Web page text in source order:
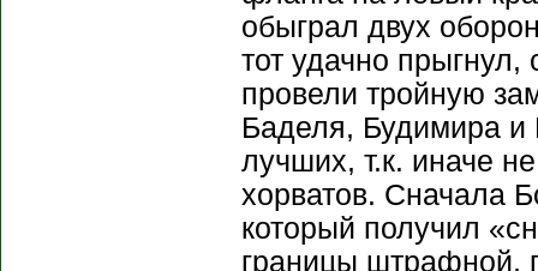
обыграл двух
тот удачно прыгнул,
провели тройную
Баделя, Будимира
лучших, т.к. иначе
хорватов. Сначала
который получил
границы штрафной,